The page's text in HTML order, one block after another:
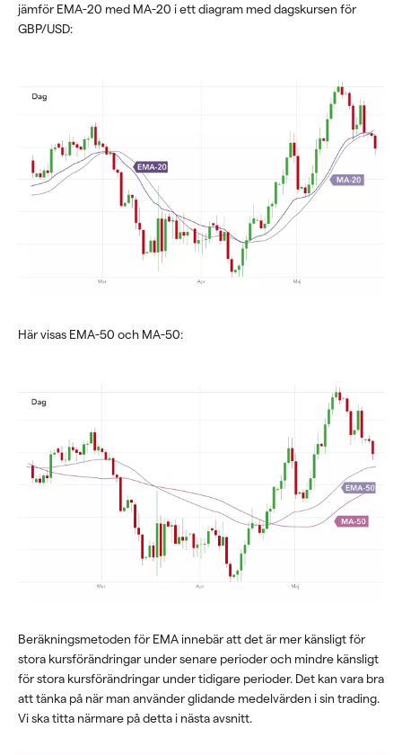
jämför EMA-20 med MA-20 i ett diagram med dagskursen för
GBP/USD:
Här visas EMA-50 och MA-50:
Beräkningsmetoden för EMA innebär att det är mer känsligt för
stora kursförändringar under senare perioder och mindre känsligt
för stora kursförändringar under tidigare perioder. Det kan vara bra
att tänka på när man använder glidande medelvärden i sin trading.
Vi ska titta närmare på detta i nästa avsnitt.